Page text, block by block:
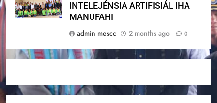
INTELEJÉNSIA ARTIFISIÁL IHA
MANUFAHI
admin mescc
2 months ago 0